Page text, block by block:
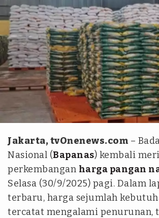
istimewa
Jakarta, tvOnenews.com –
Nasional (Bapanas) kembali
perkembangan harga pangan
Selasa (30/9/2025) pagi. Dalam
terbaru, harga sejumlah
tercatat mengalami penurunan,